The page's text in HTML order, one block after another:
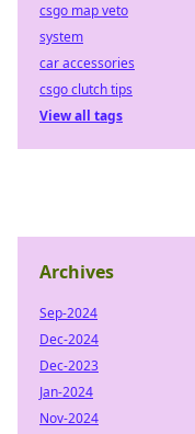
csgo map veto
system
car accessories
csgo clutch tips
View all tags
Archives
Sep-2024
Dec-2024
Dec-2023
Jan-2024
Nov-2024